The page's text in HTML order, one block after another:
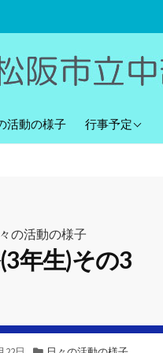
活動の様子 行事予定
直近の行事予定
の活動の様子
年生)その3
カ